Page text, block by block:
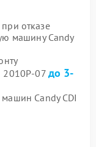
отказе
машину Candy
2010P-07 до 3-
Candy CDI